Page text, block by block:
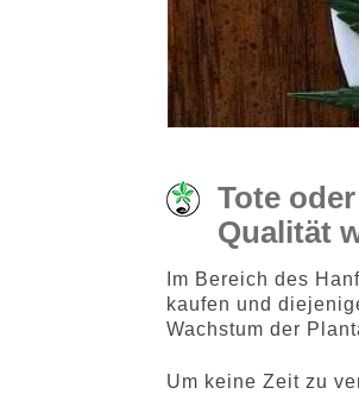
Tote
Qualität
Im Bereich des
kaufen und
Wachstum der
Um keine Zeit zu